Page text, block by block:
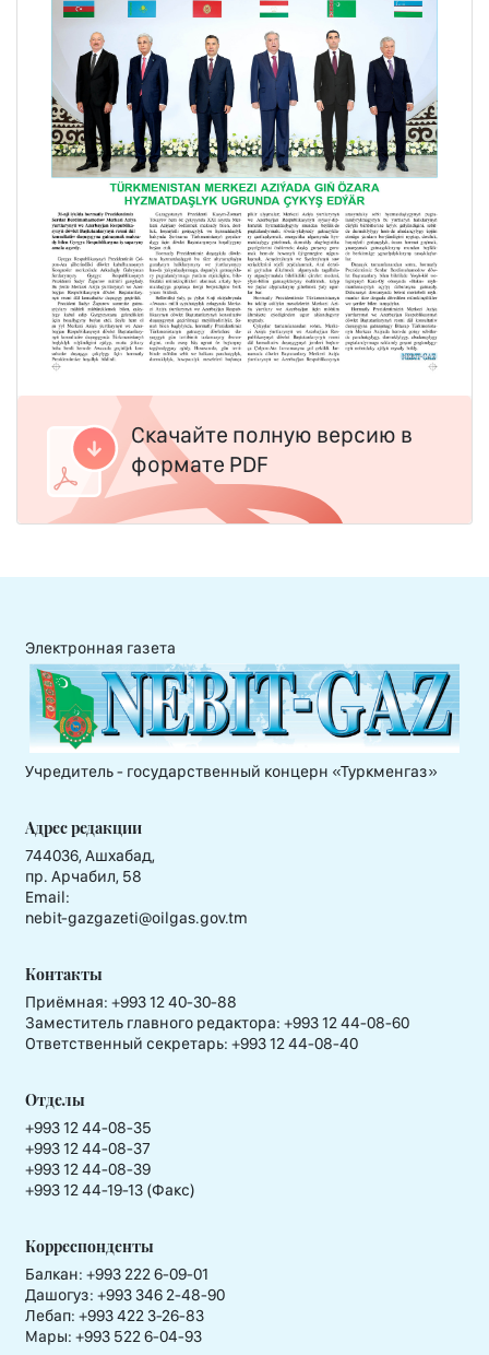
Скачайте полную версию в
формате PDF
Электронная газета
Учредитель - государственный концерн «Туркменгаз»
Адрес редакции
744036, Ашхабад,
пр. Арчабил, 58
Email:
nebit-gazgazeti@oilgas.gov.tm
Контакты
Приёмная: +993 12 40-30-88
Заместитель главного редактора: +993 12 44-08-60
Ответственный секретарь: +993 12 44-08-40
Отделы
+993 12 44-08-35
+993 12 44-08-37
+993 12 44-08-39
+993 12 44-19-13 (Факс)
Корреспонденты
Балкан: +993 222 6-09-01
Дашогуз: +993 346 2-48-90
Лебап: +993 422 3-26-83
Мары: +993 522 6-04-93